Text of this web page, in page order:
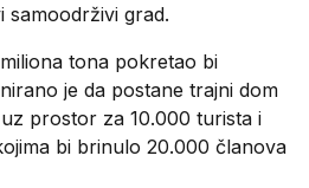
grad.
tona pokretao bi
je da postane trajni dom
prostor za 10.000 turista i
bi brinulo 20.000 članova